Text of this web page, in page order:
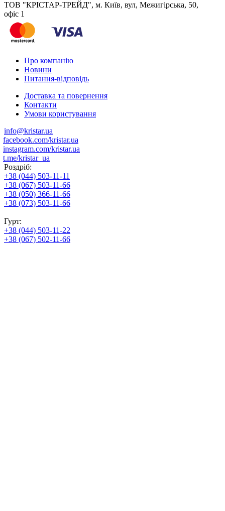
ТОВ "КРІСТАР-ТРЕЙД", м. Київ, вул, Межигірська, 50,
офіс 1
Про компанію
Новини
Питання-відповідь
Доставка та повернення
Контакти
Умови користування
info@kristar.ua
facebook.com/kristar.ua
instagram.com/kristar.ua
t.me/kristar_ua
Роздріб:
+38 (044) 503-11-11
+38 (067) 503-11-66
+38 (050) 366-11-66
+38 (073) 503-11-66
Гурт:
+38 (044) 503-11-22
+38 (067) 502-11-66